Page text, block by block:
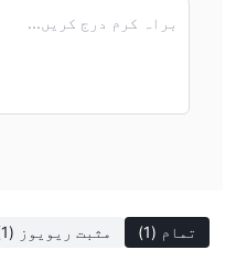
تمام (1) مثبت ریویوز (1)
براہ کرم درج کریں...